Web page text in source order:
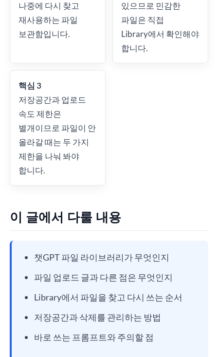
나중에 다시 찾고
재사용하는 파일
보관함입니다.
있으므로 민감한
파일은 직접
Library에서 확인해야
합니다.
핵심 3
저장공간과 업로드
속도 제한은
별개이므로 파일이 안
올라갈 때는 두 가지
제한을 나눠 봐야
합니다.
이 글에서 다룰 내용
챗GPT 파일 라이브러리가 무엇인지
파일 업로드 글과 다른 점은 무엇인지
Library에서 파일을 찾고 다시 쓰는 순서
저장공간과 삭제를 관리하는 방법
바로 쓰는 프롬프트와 주의할 점